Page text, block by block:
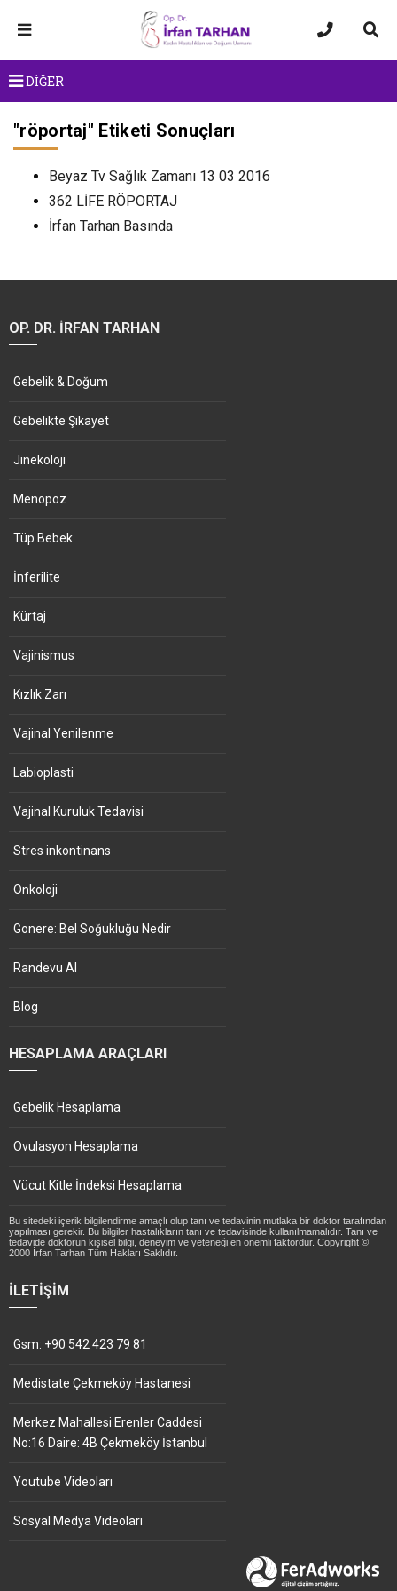
DİĞER
"röportaj" Etiketi Sonuçları
Beyaz Tv Sağlık Zamanı 13 03 2016
362 LİFE RÖPORTAJ
İrfan Tarhan Basında
OP. DR. İRFAN TARHAN
Gebelik & Doğum
Gebelikte Şikayet
Jinekoloji
Menopoz
Tüp Bebek
İnferilite
Kürtaj
Vajinismus
Kızlık Zarı
Vajinal Yenilenme
Labioplasti
Vajinal Kuruluk Tedavisi
Stres inkontinans
Onkoloji
Gonere: Bel Soğukluğu Nedir
Randevu Al
Blog
HESAPLAMA ARAÇLARI
Gebelik Hesaplama
Ovulasyon Hesaplama
Vücut Kitle İndeksi Hesaplama
Bu sitedeki içerik bilgilendirme amaçlı olup tanı ve tedavinin mutlaka bir doktor tarafından
yapılması gerekir. Bu bilgiler hastalıkların tanı ve tedavisinde kullanılmamalıdır. Tanı ve
tedavide doktorun kişisel bilgi, deneyim ve yeteneği en önemli faktördür. Copyright ©
2000 İrfan Tarhan Tüm Hakları Saklıdır.
İLETIŞIM
Gsm: +90 542 423 79 81
Medistate Çekmeköy Hastanesi
Merkez Mahallesi Erenler Caddesi
No:16 Daire: 4B Çekmeköy İstanbul
Youtube Videoları
Sosyal Medya Videoları